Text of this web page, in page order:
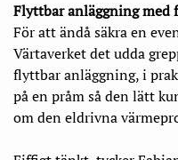
Flyttbar anläggning med
För att ändå säkra en
Värtaverket det udda
flyttbar anläggning, i
på en pråm så den lätt
om den eldrivna